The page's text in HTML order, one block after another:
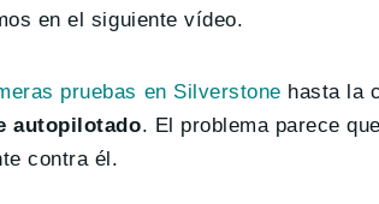
en el siguiente vídeo.
pruebas en Silverstone hasta la
autopilotado. El problema parece
contra él.